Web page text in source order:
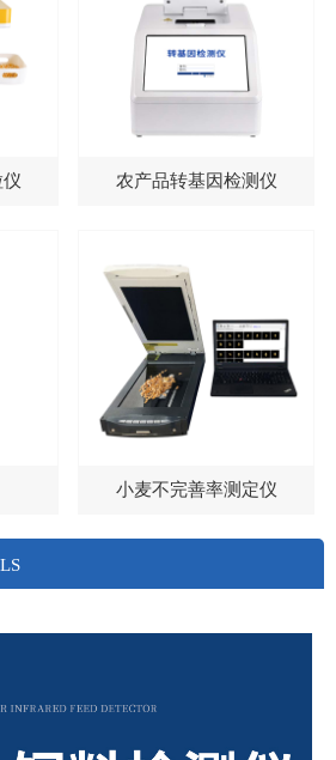
农产品转基因检测仪
小麦不完善率测定仪